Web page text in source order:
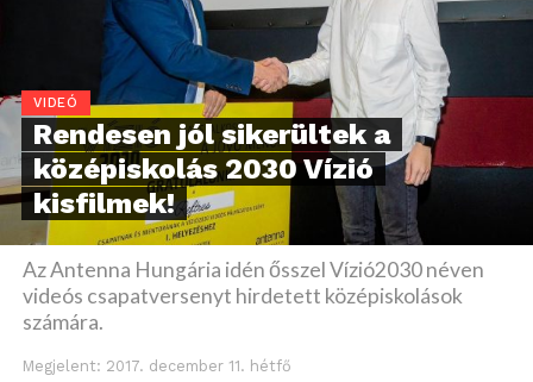
VIDEÓ
Rendesen jól sikerültek a
középiskolás 2030 Vízió
kisfilmek!
Az Antenna Hungária idén ősszel Vízió2030 néven
videós csapatversenyt hirdetett középiskolások
számára.
Megjelent: 2017. december 11. hétfő